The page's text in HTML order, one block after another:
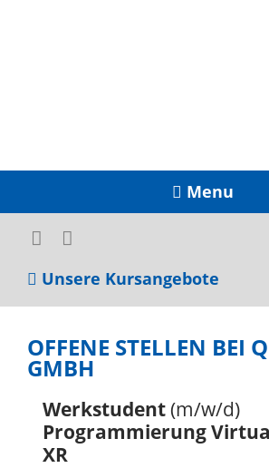
Menu
OFFENE STELLEN BEI
GMBH
Werkstudent(m/w/d)
Programmierung
XR
Unsere Kursangebote